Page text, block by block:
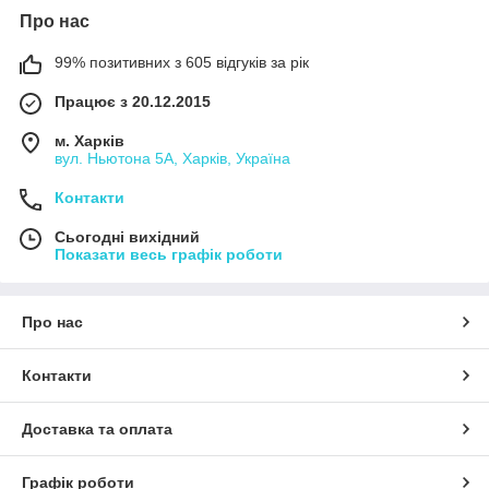
Про нас
99% позитивних з 605 відгуків за рік
Працює з 20.12.2015
м. Харків
вул. Ньютона 5А, Харків, Україна
Контакти
Сьогодні вихідний
Показати весь графік роботи
Про нас
Контакти
Доставка та оплата
Графік роботи